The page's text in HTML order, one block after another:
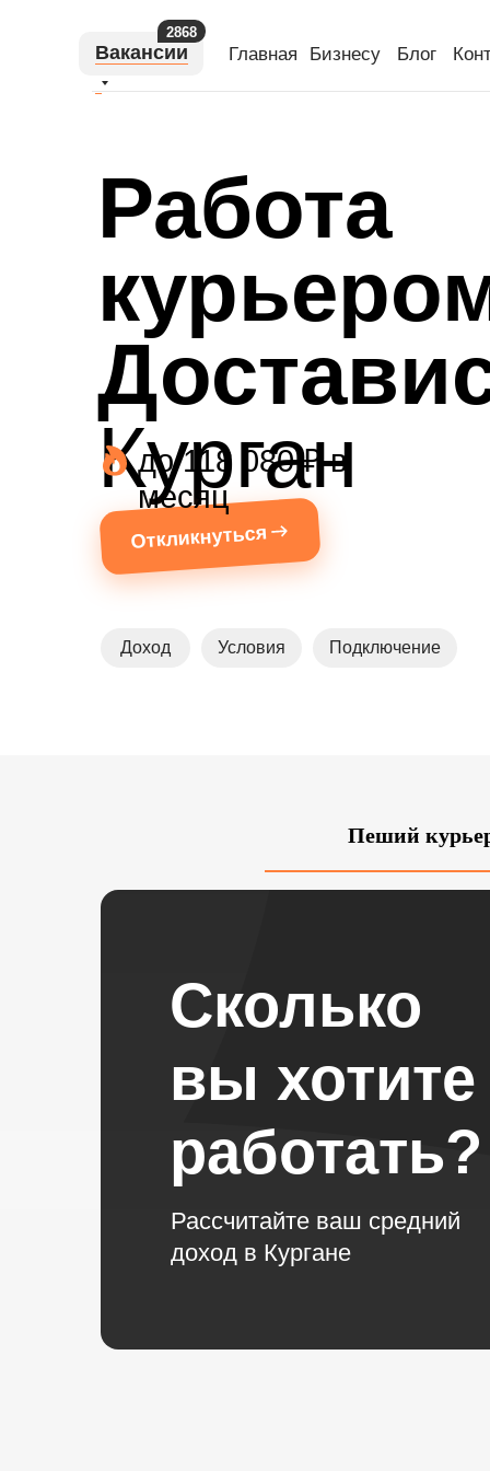
Блог
Главная Бизнесу
Вакансии
2868
Работа
Курган
Откликнуться
Доход Условия Подключение
до 118 080 ₽ в
месяц
Пеший
Сколько
вы хотите
работать?
Рассчитайте ваш средний
доход в Кургане